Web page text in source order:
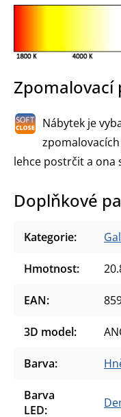
Zpomalovací
Nábytek je
lehce postrčit a ona
Doplňkové
Kategorie:
Hmotnost:
EAN:
3D model:
Barva:
Barva
LED: